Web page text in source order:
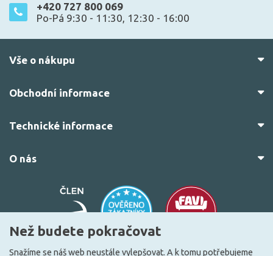
+420 727 800 069
Po-Pá 9:30 - 11:30, 12:30 - 16:00
Vše o nákupu
Obchodní informace
Technické informace
O nás
Než budete pokračovat
Snažíme se náš web neustále vylepšovat. A k tomu potřebujeme